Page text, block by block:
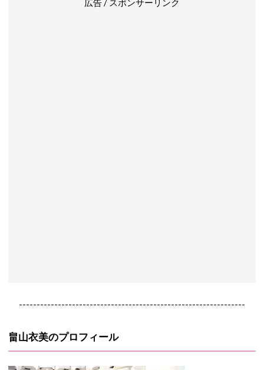
広告 / スポンサーリンク
----------------------------------------------------------------
畠山衣美のプロフィール